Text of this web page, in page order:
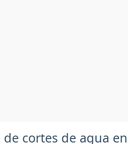
cortes de agua en